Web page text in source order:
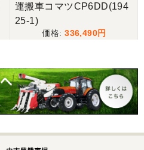
運搬車コマツCP6DD(194
25-1)
336,490